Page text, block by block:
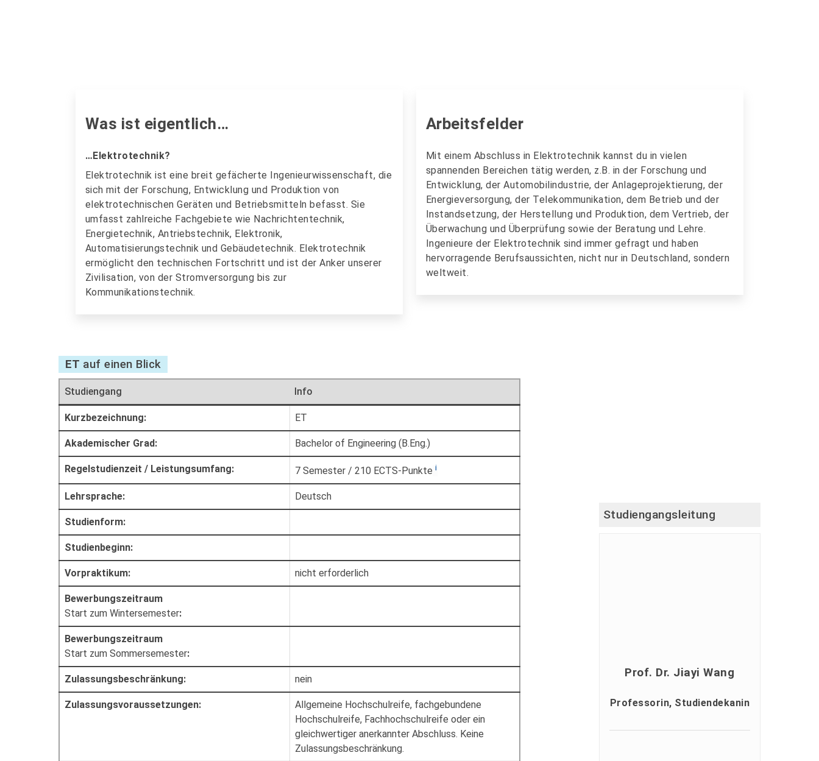
Was ist eigentlich…
…Elektrotechnik?
Elektrotechnik ist eine breit gefächerte Ingenieurwissenschaft, die
sich mit der Forschung, Entwicklung und Produktion von
elektrotechnischen Geräten und Betriebsmitteln befasst. Sie
umfasst zahlreiche Fachgebiete wie Nachrichtentechnik,
Energietechnik, Antriebstechnik, Elektronik,
Automatisierungstechnik und Gebäudetechnik. Elektrotechnik
ermöglicht den technischen Fortschritt und ist der Anker unserer
Zivilisation, von der Stromversorgung bis zur
Kommunikationstechnik.
Arbeitsfelder
Mit einem Abschluss in Elektrotechnik kannst du in vielen
spannenden Bereichen tätig werden, z.B. in der Forschung und
Entwicklung, der Automobilindustrie, der Anlageprojektierung, der
Energieversorgung, der Telekommunikation, dem Betrieb und der
Instandsetzung, der Herstellung und Produktion, dem Vertrieb, der
Überwachung und Überprüfung sowie der Beratung und Lehre.
Ingenieure der Elektrotechnik sind immer gefragt und haben
hervorragende Berufsaussichten, nicht nur in Deutschland, sondern
weltweit.
ET auf einen Blick
Studiengang Info
Kurzbezeichnung: ET
Akademischer Grad: Bachelor of Engineering (B.Eng.)
Regelstudienzeit / Leistungsumfang: 7 Semester / 210 ECTS-Punkte i
Lehrsprache: Deutsch
Studienform:
Studienbeginn:
Vorpraktikum: nicht erforderlich
Bewerbungszeitraum
Start zum Wintersemester:
Bewerbungszeitraum
Start zum Sommersemester:
Zulassungsbeschränkung: nein
Zulassungsvoraussetzungen:
Allgemeine Hochschulreife, fachgebundene
Hochschulreife, Fachhochschulreife oder ein
gleichwertiger anerkannter Abschluss. Keine
Zulassungsbeschränkung.
Studiengangsleitung
Prof. Dr. Jiayi Wang
Professorin, Studiendekanin